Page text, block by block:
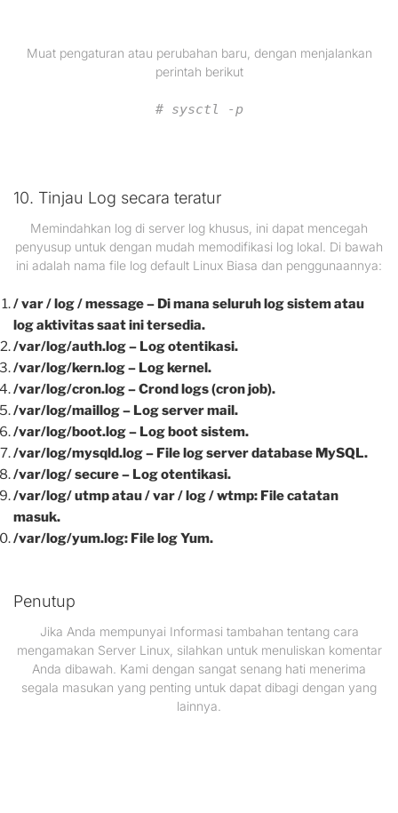
Muat pengaturan atau perubahan baru, dengan menjalankan
perintah berikut
# sysctl -p
10. Tinjau Log secara teratur
Memindahkan log di server log khusus, ini dapat mencegah
penyusup untuk dengan mudah memodifikasi log lokal. Di bawah
ini adalah nama file log default Linux Biasa dan penggunaannya:
/ var / log / message – Di mana seluruh log sistem atau
log aktivitas saat ini tersedia.
/var/log/auth.log – Log otentikasi.
/var/log/kern.log – Log kernel.
/var/log/cron.log – Crond logs (cron job).
/var/log/maillog – Log server mail.
/var/log/boot.log – Log boot sistem.
/var/log/mysqld.log – File log server database MySQL.
/var/log/ secure – Log otentikasi.
/var/log/ utmp atau / var / log / wtmp: File catatan
masuk.
/var/log/yum.log: File log Yum.
Penutup
Jika Anda mempunyai Informasi tambahan tentang cara
mengamakan Server Linux, silahkan untuk menuliskan komentar
Anda dibawah. Kami dengan sangat senang hati menerima
segala masukan yang penting untuk dapat dibagi dengan yang
lainnya.